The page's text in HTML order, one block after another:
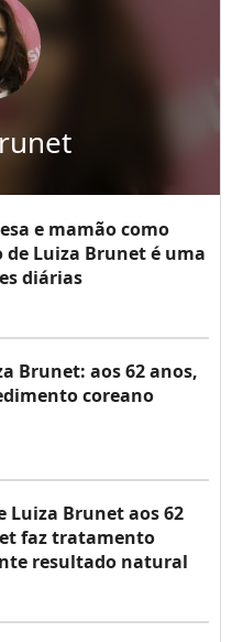
e mamão como
de Luiza Brunet é uma
diárias
Brunet: aos 62 anos,
coreano
Luiza Brunet aos 62
faz tratamento
resultado natural